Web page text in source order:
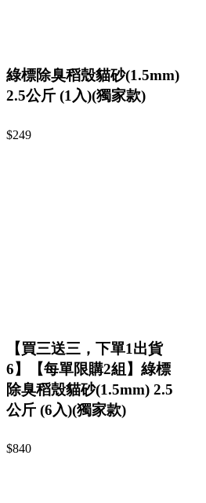
綠標除臭稻殼貓砂(1.5mm)
2.5公斤 (1入)(獨家款)
$249
【買三送三，下單1出貨
6】【每單限購2組】綠標
除臭稻殼貓砂(1.5mm) 2.5
公斤 (6入)(獨家款)
$840